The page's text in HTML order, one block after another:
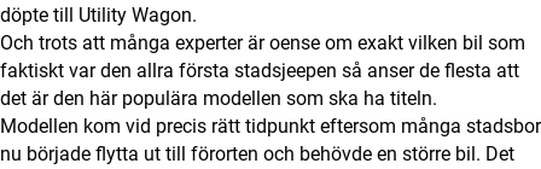
döpte till Utility Wagon.
Och trots att många experter är oense om exakt vilken bil som
faktiskt var den allra första stadsjeepen så anser de flesta att
det är den här populära modellen som ska ha titeln.
Modellen kom vid precis rätt tidpunkt eftersom många stadsbor
nu började flytta ut till förorten och behövde en större bil. Det